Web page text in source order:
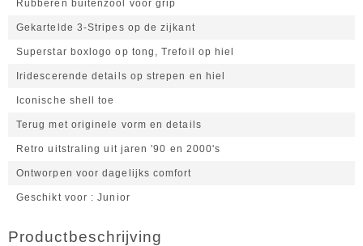
Rubberen buitenzool voor grip
Gekartelde 3-Stripes op de zijkant
Superstar boxlogo op tong, Trefoil op hiel
Iridescerende details op strepen en hiel
Iconische shell toe
Terug met originele vorm en details
Retro uitstraling uit jaren '90 en 2000's
Ontworpen voor dagelijks comfort
Geschikt voor Junior
Productbeschrijving